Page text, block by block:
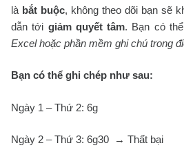
là bắt buộc, không theo dõi bạn sẽ
dẫn tới giảm quyết tâm. Bạn có
Excel hoặc phần mềm ghi chú trong
Bạn có thể ghi chép như sau:
Ngày 1 – Thứ 2: 6g
Ngày 2 – Thứ 3: 6g30 → Thất bại